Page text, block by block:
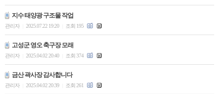
지수 태양광 구조물 작업
관리자 2025.07.22 19:20 조회 195
고성군 영오 축구장 모래
관리자 2025.04.02 20:40 조회 374
금산 곽사장 감사합니다
관리자 2025.04.02 20:39 조회 261